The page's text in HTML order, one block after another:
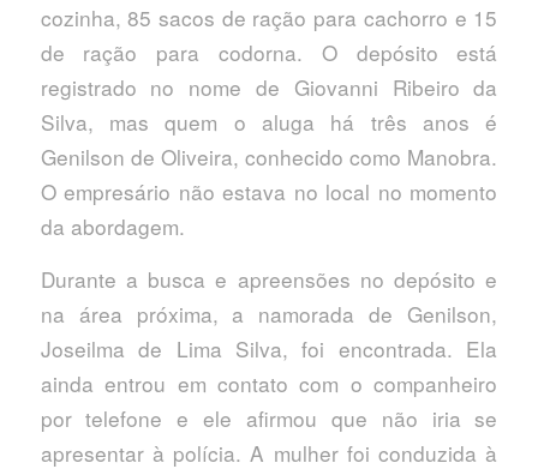
cozinha, 85 sacos de ração para cachorro e 15
de ração para codorna. O depósito está
registrado no nome de Giovanni Ribeiro da
Silva, mas quem o aluga há três anos é
Genilson de Oliveira, conhecido como Manobra.
O empresário não estava no local no momento
da abordagem.
Durante a busca e apreensões no depósito e
na área próxima, a namorada de Genilson,
Joseilma de Lima Silva, foi encontrada. Ela
ainda entrou em contato com o companheiro
por telefone e ele afirmou que não iria se
apresentar à polícia. A mulher foi conduzida à